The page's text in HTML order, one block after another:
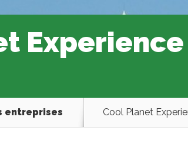
entreprises Cool Planet